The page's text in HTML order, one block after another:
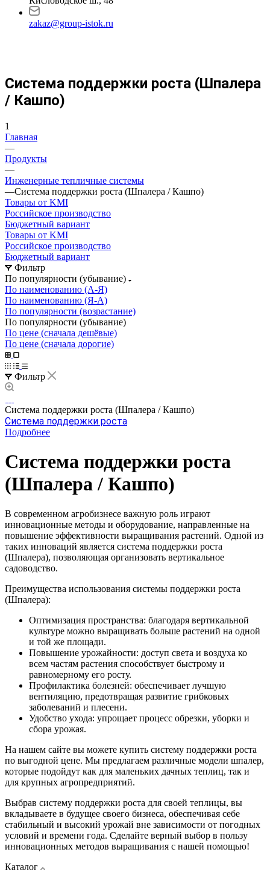
zakaz@group-istok.ru
Система поддержки роста (Шпалера
/ Кашпо)
1
Главная
—
Продукты
—
Инженерные тепличные системы
—Система поддержки роста (Шпалера / Кашпо)
Товары от KMI
Российское производство
Бюджетный вариант
Товары от KMI
Российское производство
Бюджетный вариант
Фильтр
По популярности (убывание)
По наименованию (А-Я)
По наименованию (Я-А)
По популярности (возрастание)
По популярности (убывание)
По цене (сначала дешёвые)
По цене (сначала дорогие)
Фильтр
Система поддержки роста (Шпалера / Кашпо)
Система поддержки роста
Подробнее
Система поддержки роста
(Шпалера / Кашпо)
В современном агробизнесе важную роль играют
инновационные методы и оборудование, направленные на
повышение эффективности выращивания растений. Одной из
таких инноваций является система поддержки роста
(Шпалера), позволяющая организовать вертикальное
садоводство.
Преимущества использования системы поддержки роста
(Шпалера):
Оптимизация пространства: благодаря вертикальной
культуре можно выращивать больше растений на одной
и той же площади.
Повышение урожайности: доступ света и воздуха ко
всем частям растения способствует быстрому и
равномерному его росту.
Профилактика болезней: обеспечивает лучшую
вентиляцию, предотвращая развитие грибковых
заболеваний и плесени.
Удобство ухода: упрощает процесс обрезки, уборки и
сбора урожая.
На нашем сайте вы можете купить систему поддержки роста
по выгодной цене. Мы предлагаем различные модели шпалер,
которые подойдут как для маленьких дачных теплиц, так и
для крупных агропредприятий.
Выбрав систему поддержки роста для своей теплицы, вы
вкладываете в будущее своего бизнеса, обеспечивая себе
стабильный и высокий урожай вне зависимости от погодных
условий и времени года. Сделайте верный выбор в пользу
инновационных методов выращивания с нашей помощью!
Каталог